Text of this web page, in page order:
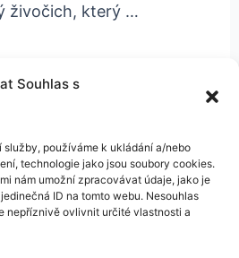
Souhlas s
používáme k ukládání a/nebo
technologie jako jsou soubory cookies.
nám umožní zpracovávat údaje, jako je
ID na tomto webu. Nesouhlas
nepříznivě ovlivnit určité vlastnosti a
živočich, který …
Kontakt
GDPR